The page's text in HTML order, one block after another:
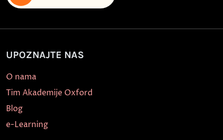
UPOZNAJTE NAS
O nama
Tim Akademije Oxford
Blog
e-Learning